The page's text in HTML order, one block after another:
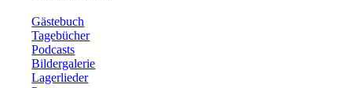
Gästebuch
Tagebücher
Podcasts
Bildergalerie
Lagerlieder